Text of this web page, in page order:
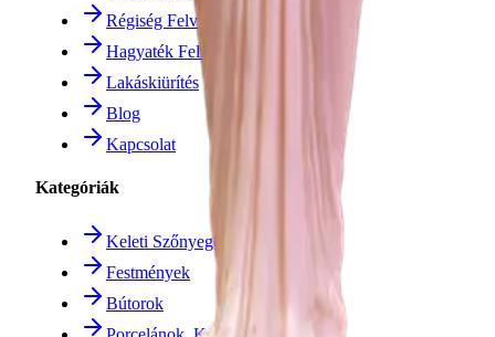
Régiség Felvásárlás
Hagyaték Felvásárlás
Lakáskiürítés
Blog
Kapcsolat
Kategóriák
Keleti Szőnyegek
Festmények
Bútorok